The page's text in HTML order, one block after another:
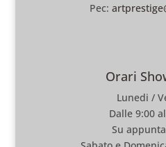
Pec:
Orari
Lunedi /
Dalle 9:00
Su